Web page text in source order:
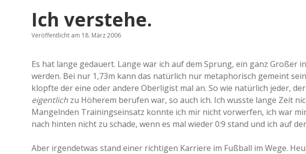
n
e
r
Ich verstehe.
Veröffentlicht am 18. März 2006
Es hat lange gedauert. Lange war ich auf dem Sprung, ein ganz Großer
werden. Bei nur 1,73m kann das natürlich nur metaphorisch gemeint
klopfte der eine oder andere Oberligist mal an. So wie natürlich jeder,
eigentlich zu Höherem berufen war, so auch ich. Ich wusste lange Zeit
Mangelnden Trainingseinsatz konnte ich mir nicht vorwerfen, ich war
nach hinten nicht zu schade, wenn es mal wieder 0:9 stand und ich auf
Aber irgendetwas stand einer richtigen Karriere im Fußball im Wege.